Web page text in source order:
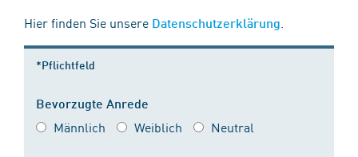
Hier finden Sie unsere Datenschutzerklärung
*Pflichtfeld
Bevorzugte Anrede
Männlich Weiblich Neutral